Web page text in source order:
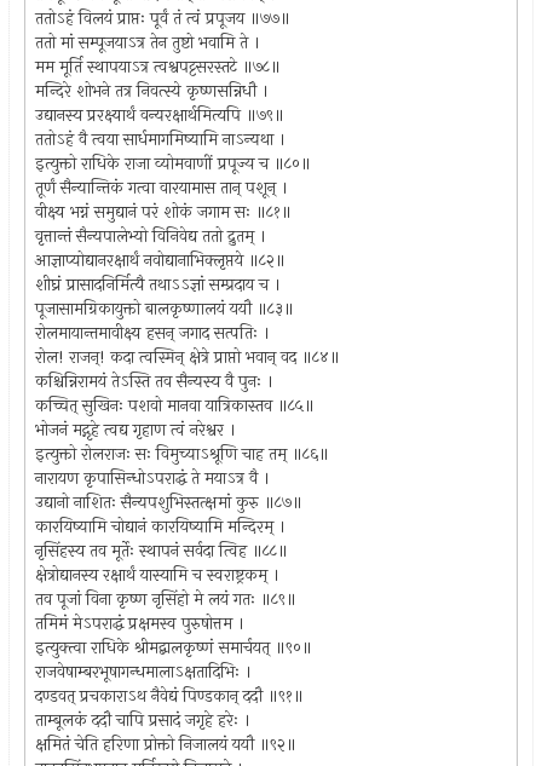
ततोऽहं विलयं प्राप्तः पूर्वं तं त्वं प्रपूजय ॥७७॥
ततो मां सम्पूजयाऽत्र तेन तुष्टो भवामि ते ।
मम मूर्ति स्थापयाऽत्र त्वश्वपट्टसरस्तटे ॥७८॥
मन्दिरे शोभने तत्र निवत्स्ये कृष्णसन्निधौ ।
उद्यानस्य प्ररक्ष्यार्थं वन्यरक्षार्थमित्यपि ॥७९॥
ततोऽहं वै त्वया सार्धमागमिष्यामि नाऽन्यथा ।
इत्युक्तो राधिके राजा व्योमवाणीं प्रपूज्य च ॥८०॥
तूर्णं सैन्यान्तिकं गत्वा वारयामास तान् पशून् ।
वीक्ष्य भग्नं समुद्यानं परं शोकं जगाम सः ॥८१॥
वृत्तान्तं सैन्यपालेभ्यो विनिवेद्य ततो द्रुतम् ।
आज्ञाप्योद्यानरक्षार्थं नवोद्यानाभिक्लृप्तये ॥८२॥
शीघ्रं प्रासादनिर्मित्यै तथाऽऽज्ञां सम्प्रदाय च ।
पूजासामग्रिकायुक्तो बालकृष्णालयं ययौ ॥८३॥
रोलमायान्तमावीक्ष्य हसन् जगाद सत्पतिः ।
रोल! राजन्! कदा त्वस्मिन् क्षेत्रे प्राप्तो भवान् वद ॥८४॥
कश्चिन्निरामयं तेऽस्ति तव सैन्यस्य वै पुनः ।
कच्चित् सुखिनः पशवो मानवा यात्रिकास्तव ॥८५॥
भोजनं मद्गृहे त्वद्य गृहाण त्वं नरेश्वर ।
इत्युक्तो रोलराजः सः विमुच्याऽश्रूणि चाह तम् ॥८६॥
नारायण कृपासिन्धोऽपराद्धं ते मयाऽत्र वै ।
उद्यानो नाशितः सैन्यपशुभिस्तत्क्षमां कुरु ॥८७॥
कारयिष्यामि चोद्यानं कारयिष्यामि मन्दिरम् ।
नृसिंहस्य तव मूर्तेः स्थापनं सर्वदा त्विह ॥८८॥
क्षेत्रोद्यानस्य रक्षार्थं यास्यामि च स्वराष्ट्रकम् ।
तव पूजां विना कृष्ण नृसिंहो मे लयं गतः ॥८९॥
तमिमं मेऽपराद्धं प्रक्षमस्व पुरुषोत्तम ।
इत्युक्त्वा राधिके श्रीमद्बालकृष्णं समार्चयत् ॥९०॥
राजवेषाम्बरभूषागन्धमालाऽक्षतादिभिः ।
दण्डवत् प्रचकाराऽथ नैवेद्यं पिण्डकान् ददौ ॥९१॥
ताम्बूलकं ददौ चापि प्रसादं जगृहे हरेः ।
क्षमितं चेति हरिणा प्रोक्तो निजालयं ययौ ॥९२॥